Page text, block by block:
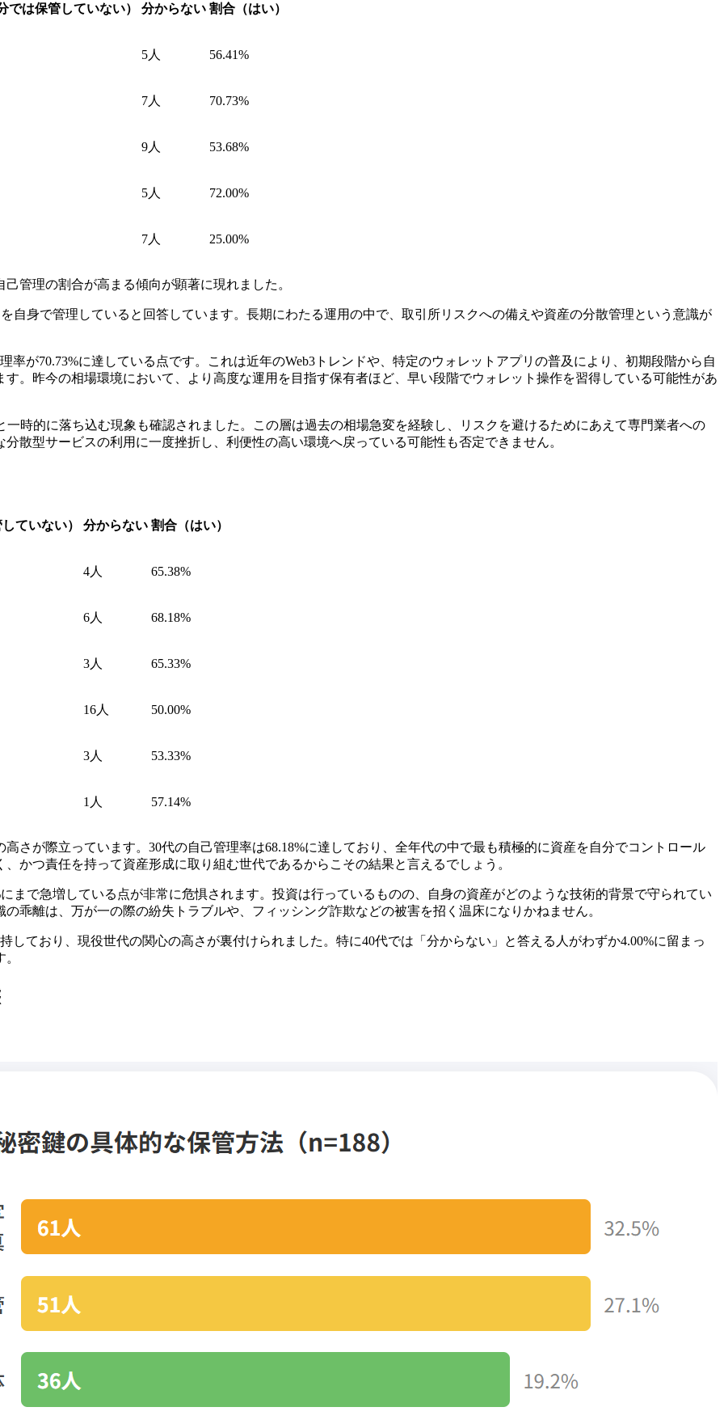
では保管していない） 分からない 割合（はい）
5人 56.41%
7人 70.73%
9人 53.68%
5人 72.00%
7人 25.00%
管理の割合が高まる傾向が顕著に現れました。
自身で管理していると回答しています。長期にわたる運用の中で、取引所リスクへの備えや資産の分散管理という意識が
が70.73%に達している点です。これは近年のWeb3トレンドや、特定のウォレットアプリの普及により、初期段階から自
。昨今の相場環境において、より高度な運用を目指す保有者ほど、早い段階でウォレット操作を習得している可能性があ
時的に落ち込む現象も確認されました。この層は過去の相場急変を経験し、リスクを避けるためにあえて専門業者への
散型サービスの利用に一度挫折し、利便性の高い環境へ戻っている可能性も否定できません。
ていない） 分からない 割合（はい）
4人 65.38%
6人 68.18%
3人 65.33%
16人 50.00%
3人 53.33%
1人 57.14%
さが際立っています。30代の自己管理率は68.18%に達しており、全年代の中で最も積極的に資産を自分でコントロール
かつ責任を持って資産形成に取り組む世代であるからこその結果と言えるでしょう。
まで急増している点が非常に危惧されます。投資は行っているものの、自身の資産がどのような技術的背景で守られてい
乖離は、万が一の際の紛失トラブルや、フィッシング詐欺などの被害を招く温床になりかねません。
しており、現役世代の関心の高さが裏付けられました。特に40代では「分からない」と答える人がわずか4.00%に留まっ